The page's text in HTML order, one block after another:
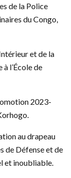
de la Police
du Congo,
et de la
l’École de
2023-
au drapeau
de Défense et de
et inoubliable.